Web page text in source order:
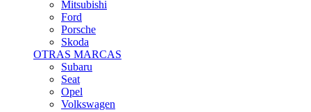
Mitsubishi
Ford
Porsche
Skoda
OTRAS MARCAS
Subaru
Seat
Opel
Volkswagen